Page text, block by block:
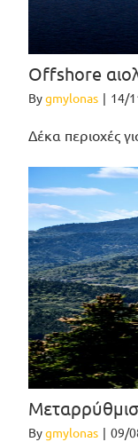
Offshore
Bygmylonas | 14/
Δέκα περιοχές
Bygmylonas | 09/